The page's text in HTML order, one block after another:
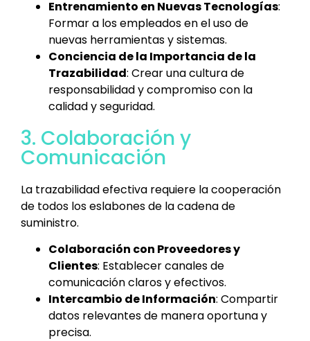
Entrenamiento en Nuevas Tecnologías:
Formar a los empleados en el uso de
nuevas herramientas y sistemas.
Conciencia de la Importancia de la
Trazabilidad: Crear una cultura de
responsabilidad y compromiso con la
calidad y seguridad.
3. Colaboración y
Comunicación
La trazabilidad efectiva requiere la cooperación
de todos los eslabones de la cadena de
suministro.
Colaboración con Proveedores y
Clientes: Establecer canales de
comunicación claros y efectivos.
Intercambio de Información: Compartir
datos relevantes de manera oportuna y
precisa.